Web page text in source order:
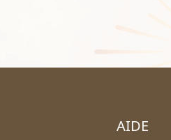
AIDE